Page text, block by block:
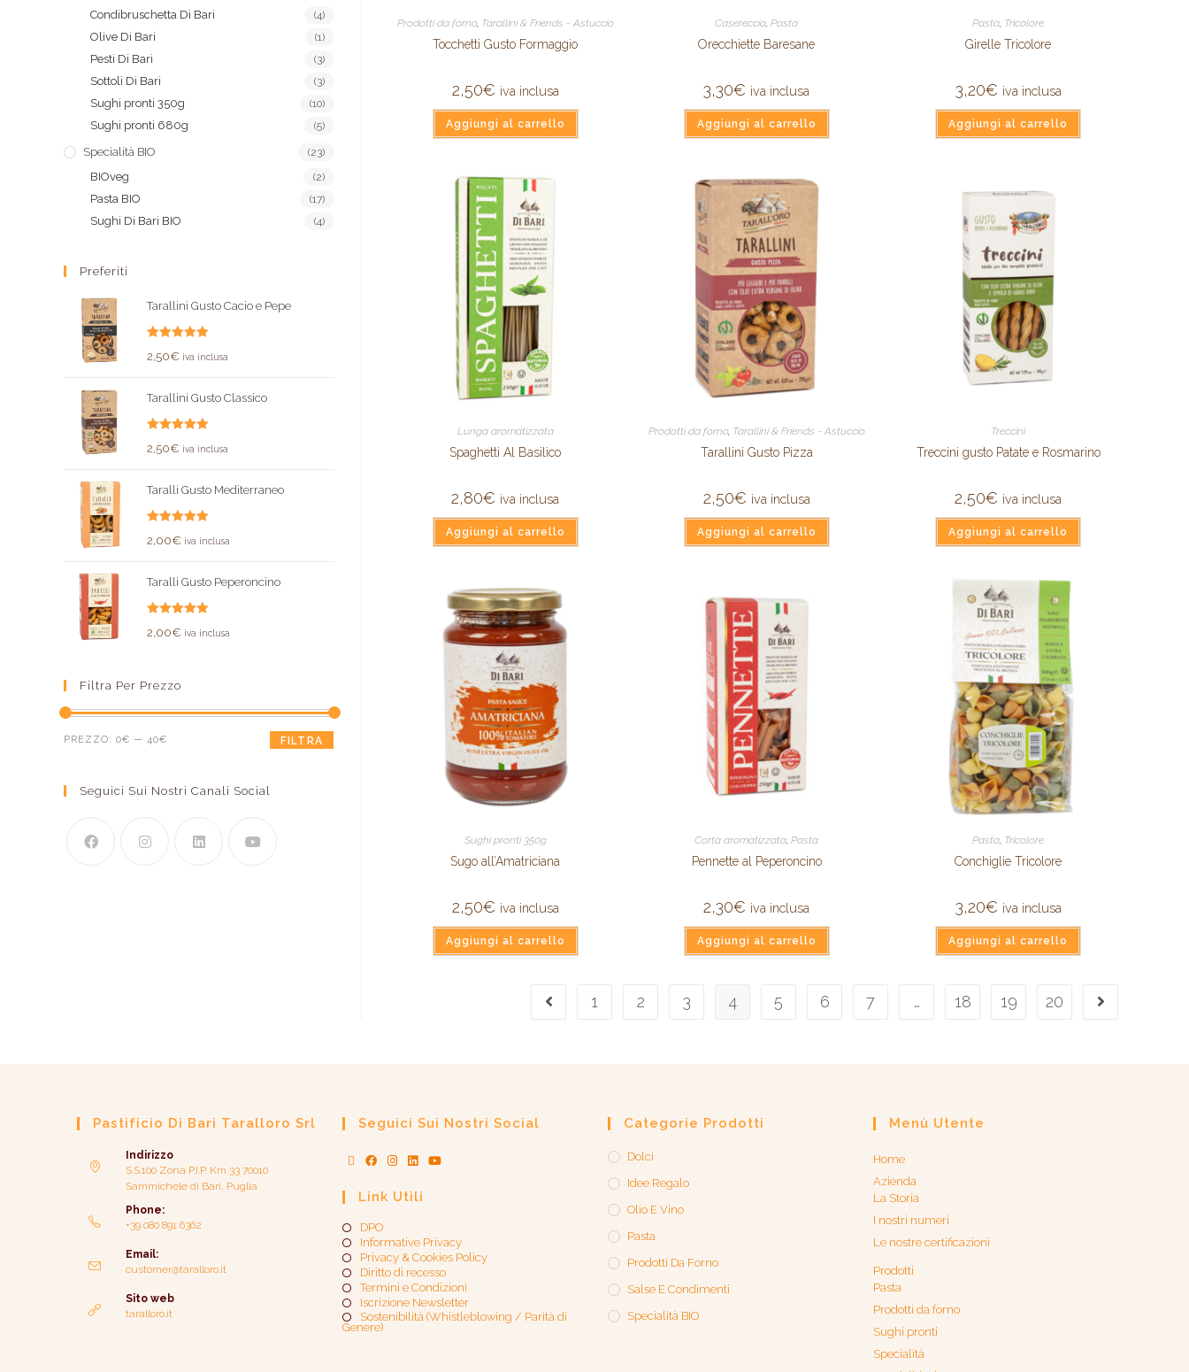
Prodotti da forno, Tarallini & Friends - Astuccio
Tocchetti Gusto Formaggio
2,50€ iva inclusa
Aggiungi al carrello
Casereccia,Pasta
Orecchiette Baresane
3,30€ iva inclusa
Aggiungi al carrello
Pasta, Tricolore
Girelle Tricolore
3,20€ iva inclusa
Aggiungi al carrello
Lunga aromatizzata
Spaghetti Al Basilico
2,80€ iva inclusa
Aggiungi al carrello
Prodotti da forno, Tarallini & Friends - Astuccio
Tarallini Gusto Pizza
2,50€ iva inclusa
Aggiungi al carrello
Treccini
Treccini gusto Patate e Rosmarino
2,50€ iva inclusa
Aggiungi al carrello
Sughi pronti 350g
Sugo all’Amatriciana
2,50€ iva inclusa
Aggiungi al carrello
Corta aromatizzata ,Pasta
Pennette al Peperoncino
2,30€ iva inclusa
Aggiungi al carrello
Pasta Tricolore
Conchiglie Tricolore
3,20€ iva inclusa
Aggiungi al carrello
1 2 3 4 5 6 7 … 18 19 20
Condibruschetta Di Bari (4)
Olive Di Bari (1)
Pesti Di Bari (3)
Sottoli Di Bari (3)
Sughi pronti 350g (10)
Sughi pronti 680g (5)
Specialità BIO (23)
BIOveg (2)
Pasta BIO (17)
Sughi Di Bari BIO (4)
Preferiti
Tarallini Gusto Cacio e Pepe
2,50€ iva inclusa
Tarallini Gusto Classico
2,50€ iva inclusa
Taralli Gusto Mediterraneo
2,00€ iva inclusa
Taralli Gusto Peperoncino
2,00€ iva inclusa
Filtra Per Prezzo
FILTRA
PREZZO: 0€ — 40€
Seguici Sui Nostri Canali Social
Pastificio Di Bari Taralloro Srl
Indirizzo
S.S.100 Zona P.I.P. Km 33 70010
Sammichele di Bari, Puglia
Phone:
+39 080 891 6362
Email:
customer@taralloro.it
Sito web
taralloro.it
Seguici Sui Nostri Social
Link Utili
DPO
Informative Privacy
Privacy & Cookies Policy
Diritto di recesso
Termini e Condizioni
Iscrizione Newsletter
Sostenibilità (Whistleblowing / Parità di
Genere)​
Categorie Prodotti
Dolci
Idee Regalo
Olio E Vino
Pasta
Prodotti Da Forno
Salse E Condimenti
Specialità BIO
Menù Utente
Home
Azienda
La Storia
I nostri numeri
Le nostre certificazioni
Prodotti
Pasta
Prodotti da forno
Sughi pronti
Specialità